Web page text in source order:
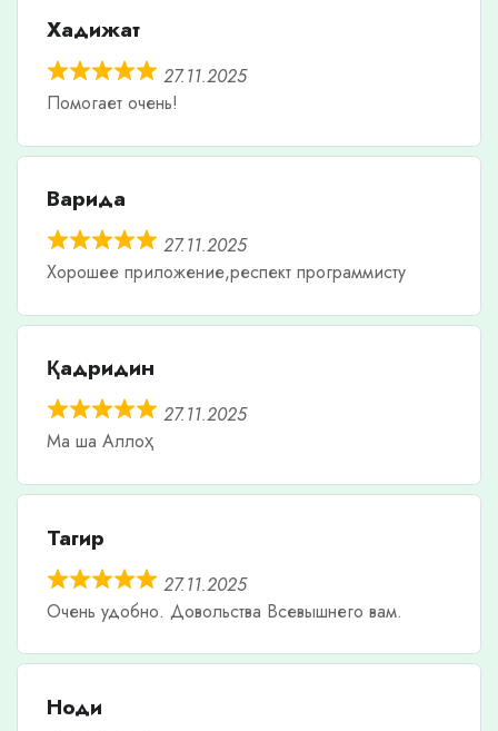
Хадижат
27.11.2025
Помогает очень!
Варида
27.11.2025
Хорошее приложение,респект программисту
Қадридин
27.11.2025
Ма ша Аллоҳ
Тагир
27.11.2025
Очень удобно. Довольства Всевышнего вам.
Ноди